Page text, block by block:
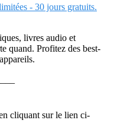
- 30 jours gratuits.
livres audio et
quand. Profitez des best-
cliquant sur le lien ci-